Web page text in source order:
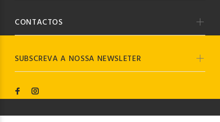
SUBSCREVA A NOSSA NEWSLETER
CONTACTOS